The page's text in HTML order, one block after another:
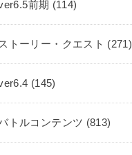
前期 (114)
ストーリー・クエスト (271)
(145)
トルコンテンツ (813)